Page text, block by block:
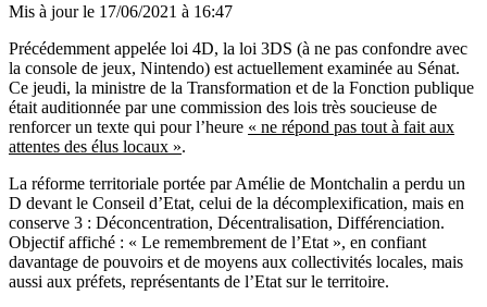
Mis à jour le 17/06/2021 à 16:47
Précédemment appelée loi 4D, la loi 3DS (à ne pas confondre avec
la console de jeux, Nintendo) est actuellement examinée au Sénat.
Ce jeudi, la ministre de la Transformation et de la Fonction publique
était auditionnée par une commission des lois très soucieuse de
renforcer un texte qui pour l’heure « ne répond pas tout à fait aux
attentes des élus locaux ».
La réforme territoriale portée par Amélie de Montchalin a perdu un
D devant le Conseil d’Etat, celui de la décomplexification, mais en
conserve 3 : Déconcentration, Décentralisation, Différenciation.
Objectif affiché : « Le remembrement de l’Etat », en confiant
davantage de pouvoirs et de moyens aux collectivités locales, mais
aussi aux préfets, représentants de l’Etat sur le territoire.